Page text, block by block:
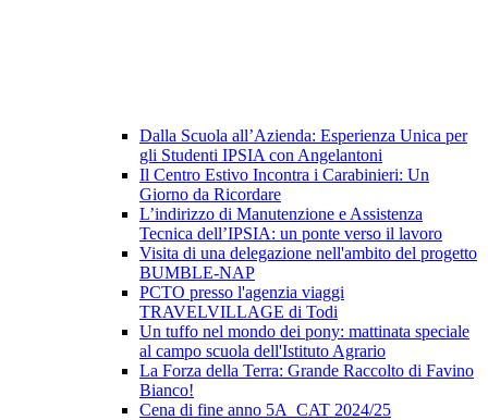
Dalla Scuola all’Azienda: Esperienza Unica per
gli Studenti IPSIA con Angelantoni
Il Centro Estivo Incontra i Carabinieri: Un
Giorno da Ricordare
L’indirizzo di Manutenzione e Assistenza
Tecnica dell’IPSIA: un ponte verso il lavoro
Visita di una delegazione nell'ambito del progetto
BUMBLE-NAP
PCTO presso l'agenzia viaggi
TRAVELVILLAGE di Todi
Un tuffo nel mondo dei pony: mattinata speciale
al campo scuola dell'Istituto Agrario
La Forza della Terra: Grande Raccolto di Favino
Bianco!
Cena di fine anno 5A_CAT 2024/25